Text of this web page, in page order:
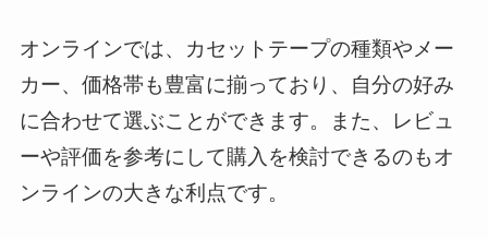
オンラインでは、カセットテープの種類やメー
カー、価格帯も豊富に揃っており、自分の好み
に合わせて選ぶことができます。また、レビュ
ーや評価を参考にして購入を検討できるのもオ
ンラインの大きな利点です。